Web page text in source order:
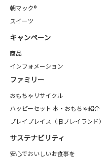
朝マック®
スイーツ
キャンペーン
商品
インフォメーション
ファミリー
おもちゃリサイクル
ハッピーセット 本・おもちゃ紹介
プレイプレイス（旧プレイランド）
サステナビリティ
安心でおいしいお食事を